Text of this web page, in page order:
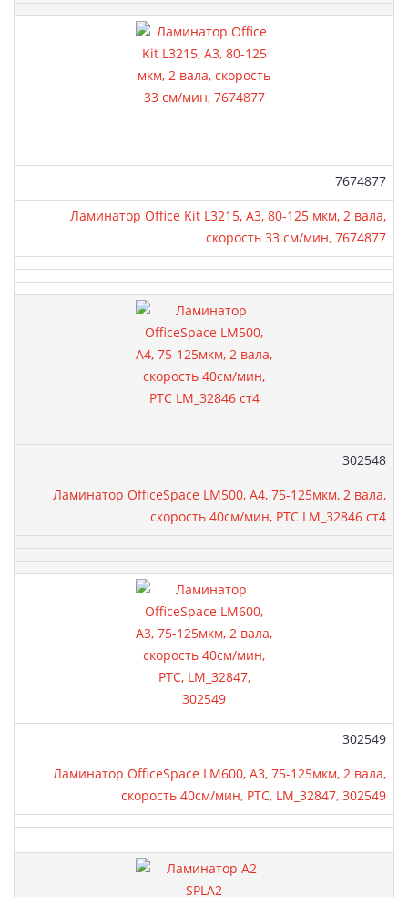
Артикул:
7674877
Ламинатор Office Kit L3215, A3, 80-125 мкм, 2 вала,
скорость 33 см/мин, 7674877
Артикул:
302548
Ламинатор OfficeSpace LM500, A4, 75-125мкм, 2 вала,
скорость 40см/мин, РТС LM_32846 ст4
Артикул:
302549
Ламинатор OfficeSpace LM600, A3, 75-125мкм, 2 вала,
скорость 40см/мин, РТС, LM_32847, 302549